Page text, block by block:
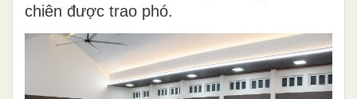
chiên được trao phó.